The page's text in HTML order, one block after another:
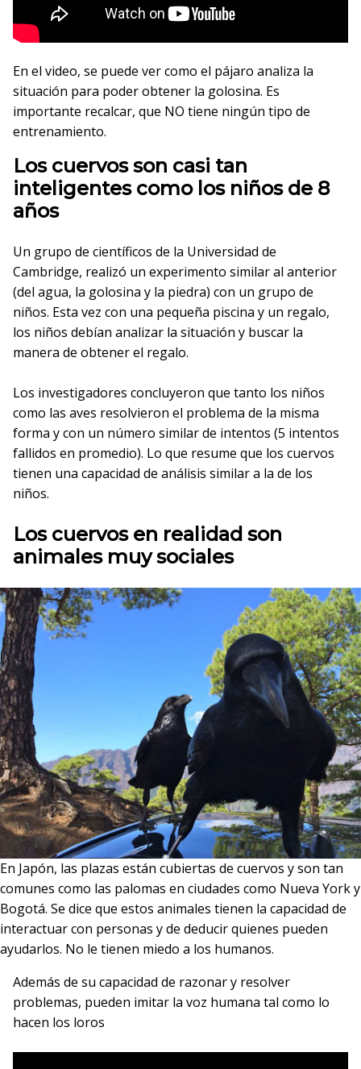
En el video, se puede ver como el pájaro analiza la
situación para poder obtener la golosina. Es
importante recalcar, que NO tiene ningún tipo de
entrenamiento.
Los cuervos son casi tan
inteligentes como los niños de 8
años
Un grupo de científicos de la Universidad de
Cambridge, realizó un experimento similar al anterior
(del agua, la golosina y la piedra) con un grupo de
niños. Esta vez con una pequeña piscina y un regalo,
los niños debían analizar la situación y buscar la
manera de obtener el regalo.
Los investigadores concluyeron que tanto los niños
como las aves resolvieron el problema de la misma
forma y con un número similar de intentos (5 intentos
fallidos en promedio). Lo que resume que los cuervos
tienen una capacidad de análisis similar a la de los
niños.
Los cuervos en realidad son
animales muy sociales
En Japón, las plazas están cubiertas de cuervos y son tan
comunes como las palomas en ciudades como Nueva York y
Bogotá. Se dice que estos animales tienen la capacidad de
interactuar con personas y de deducir quienes pueden
ayudarlos. No le tienen miedo a los humanos.
Además de su capacidad de razonar y resolver
problemas, pueden imitar la voz humana tal como lo
hacen los loros